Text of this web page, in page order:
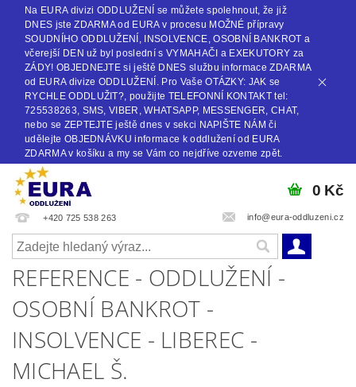
Na EURA divizi ODDLUŽENÍ se můžete spolehnout, že již
DNES jste ZDARMA od EURA v procesu MOŽNÉ přípravy
SOUDNÍHO ODDLUŽENÍ, INSOLVENCE, OSOBNÍ BANKROT a
včerejší DEN už byl poslední s VYMAHAČI a EXEKUTORY za
ZÁDY! OBJEDNEJTE si ještě DNES službu informace ZDARMA
od EURA divize ODDLUŽENÍ. Pro Vaše OTÁZKY: JAK se
RYCHLE ODDLUŽIT?, použijte TELEFONNÍ KONTAKT tel:
725538263, SMS, VIBER, WHATSAPP, MESSENGER, CHAT,
nebo se ZEPTEJTE ještě dnes v sekci NAPIŠTE NÁM či
udělejte OBJEDNÁVKU informace k oddlužení od EURA
ZDARMA v košíku a my se Vám co nejdříve ozveme zpět.
+420 725 538 263 info@eura-oddluzeni.cz
0 Kč
REFERENCE - ODDLUŽENÍ -
OSOBNÍ BANKROT -
INSOLVENCE - LIBEREC -
MICHAEL Š.